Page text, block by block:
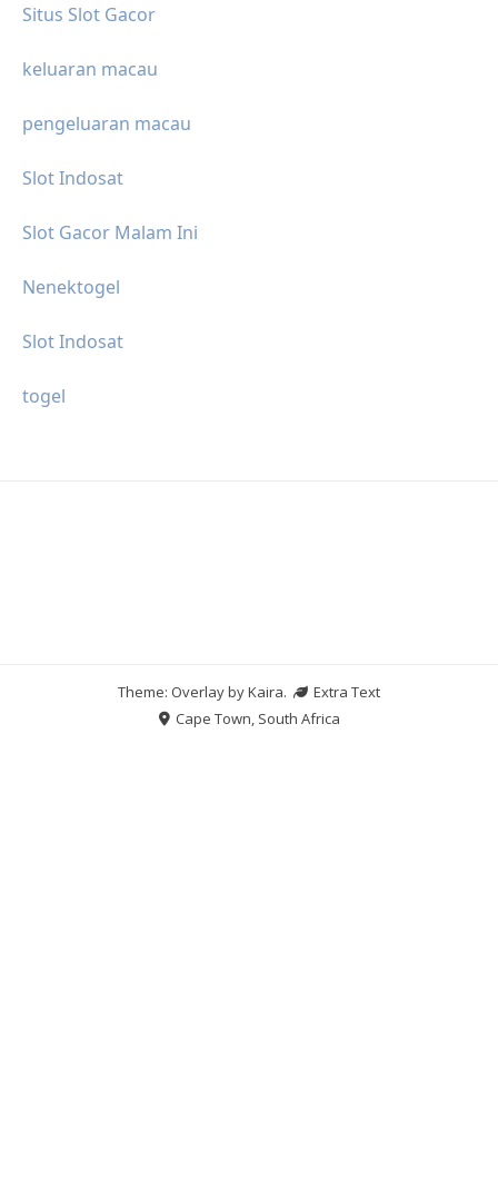
Situs Slot Gacor
keluaran macau
pengeluaran macau
Slot Indosat
Slot Gacor Malam Ini
Nenektogel
Slot Indosat
togel
Theme: Overlay byKaira.
Extra Text
Cape Town, South Africa